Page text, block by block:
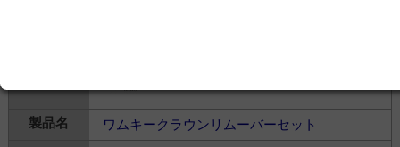
ワムキークラウンリムーバーセット